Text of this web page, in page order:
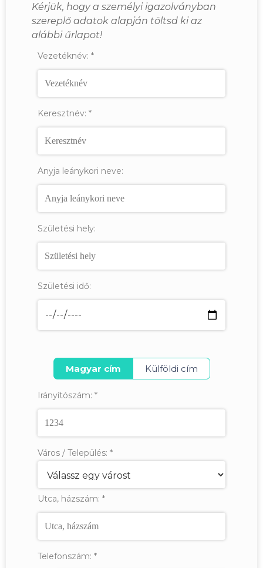
Kérjük, hogy a személyi igazolványban
szereplő adatok alapján töltsd ki az
alábbi űrlapot!
Vezetéknév: *
Keresztnév: *
Anyja leánykori neve:
Születési hely:
Születési idő:
Magyar cím Külföldi cím
Irányítószám: *
Város / Település: *
Utca, házszám: *
Telefonszám: *